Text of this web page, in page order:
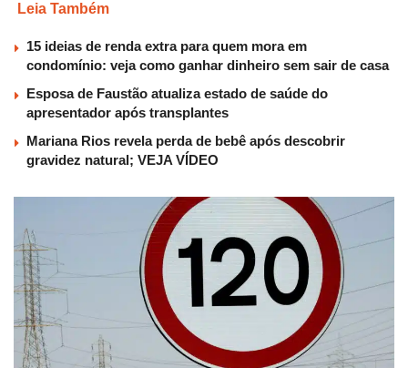
Leia Também
15 ideias de renda extra para quem mora em
condomínio: veja como ganhar dinheiro sem sair de casa
Esposa de Faustão atualiza estado de saúde do
apresentador após transplantes
Mariana Rios revela perda de bebê após descobrir
gravidez natural; VEJA VÍDEO